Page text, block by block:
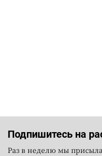
Подпишитесь на
Раз в неделю мы